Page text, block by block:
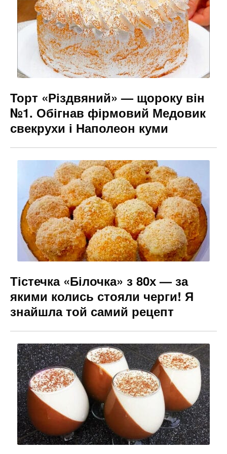
o
k
g
er
Торт «Різдвяний» — щороку він
№1. Обігнав фірмовий Медовик
свекрухи і Наполеон куми
Тістечка «Білочка» з 80х — за
якими колись стояли черги! Я
знайшла той самий рецепт